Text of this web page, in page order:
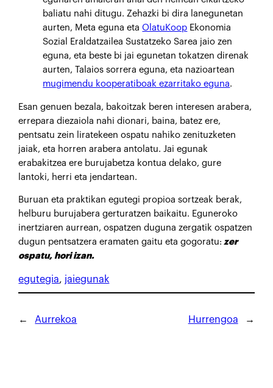
baliatu nahi ditugu. Zehazki bi dira lanegunetan
aurten, Meta eguna etaOlatuKoop Ekonomia
Sozial Eraldatzailea Sustatzeko Sarea jaio zen
eguna, eta beste bi jai egunetan tokatzen direnak
aurten, Talaios sorrera eguna, eta nazioartean
mugimendu kooperatiboak ezarritako eguna.
Esan genuen bezala, bakoitzak beren interesen arabera,
errepara diezaiola nahi dionari, baina, batez ere,
pentsatu zein liratekeen ospatu nahiko zenituzketen
jaiak, eta horren arabera antolatu. Jai egunak
erabakitzea ere burujabetza kontua delako, gure
lantoki, herri eta jendartean.
Buruan eta praktikan egutegi propioa sortzeak berak,
helburu burujabera gerturatzen baikaitu. Eguneroko
inertziaren aurrean, ospatzen duguna zergatik ospatzen
dugun pentsatzera eramaten gaitu eta gogoratu: zer
ospatu, hori izan.
egutegia, jaiegunak
← Aurrekoa Hurrengoa →